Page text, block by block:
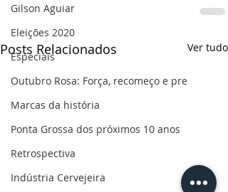
Gilson Aguiar
Eleições 2020
Especiais
Outubro Rosa: Força, recomeço e pre
Marcas da história
Ponta Grossa dos próximos 10 anos
Retrospectiva
Indústria Cervejeira
Posts Relacionados Ver tudo